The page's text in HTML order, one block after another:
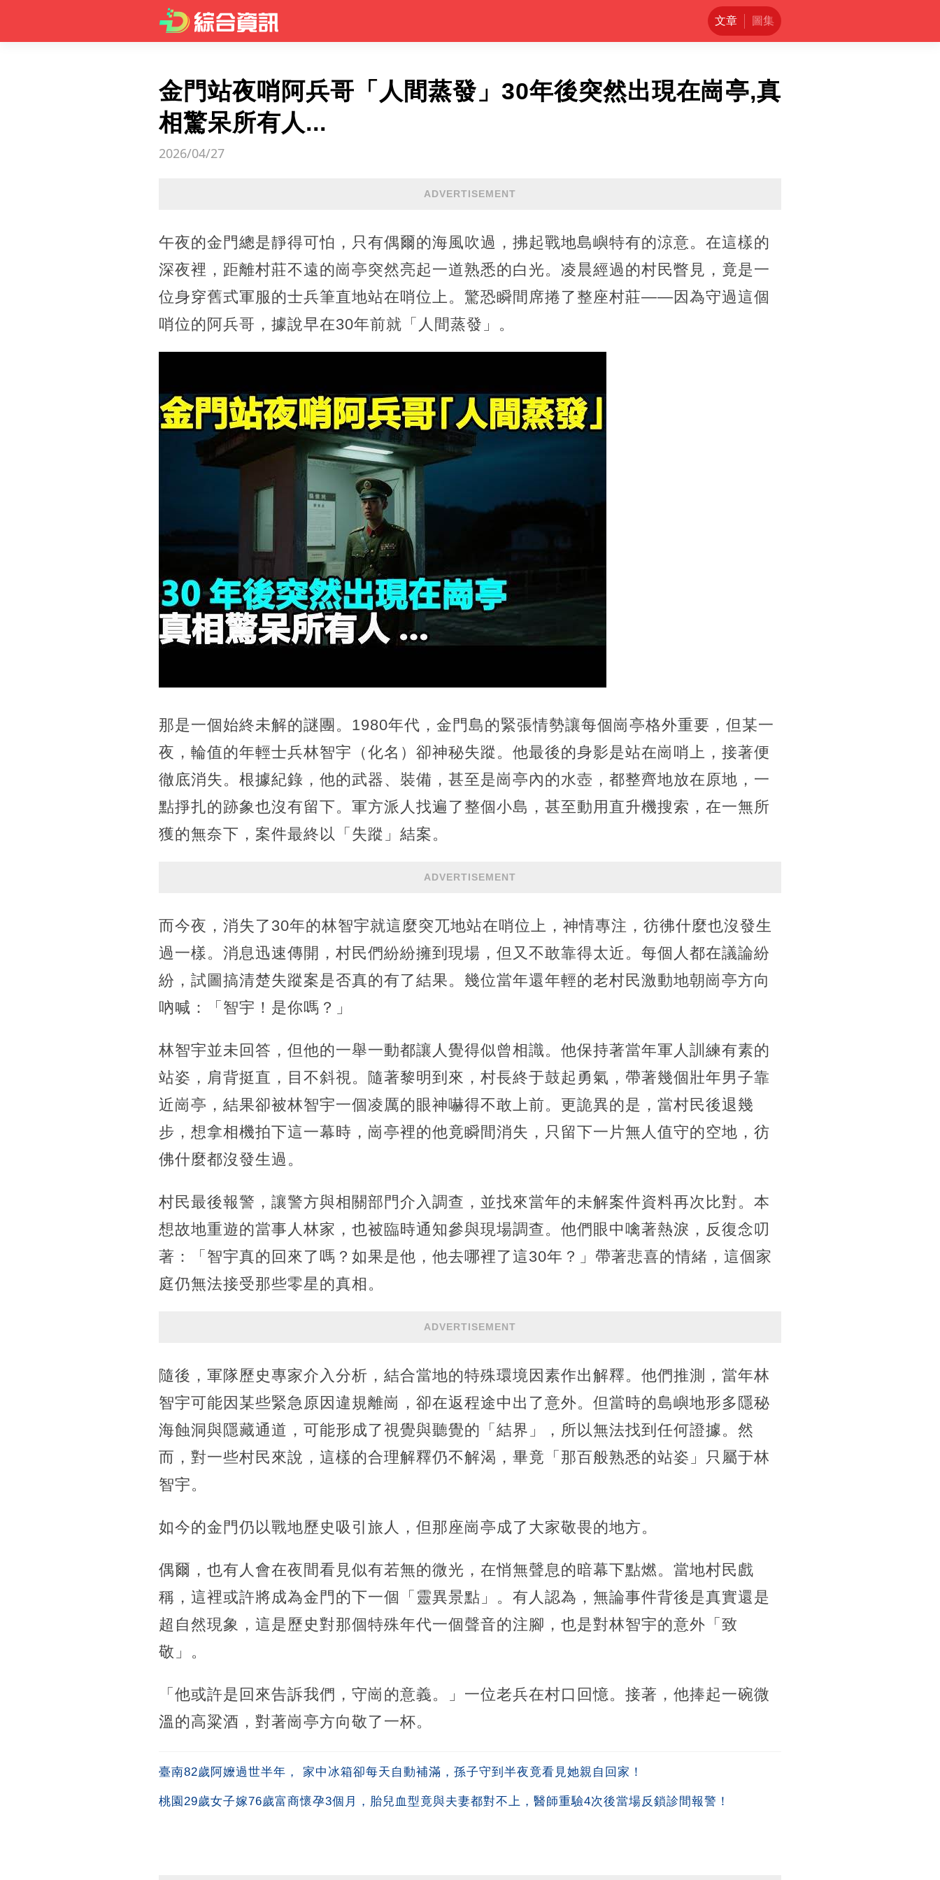
文章 圖集
金門站夜哨阿兵哥「人間蒸發」30年後突然出現在崗亭,真
相驚呆所有人...
2026/04/27
ADVERTISEMENT
午夜的金門總是靜得可怕，只有偶爾的海風吹過，拂起戰地島嶼特有的涼意。在這樣的
深夜裡，距離村莊不遠的崗亭突然亮起一道熟悉的白光。凌晨經過的村民瞥見，竟是一
位身穿舊式軍服的士兵筆直地站在哨位上。驚恐瞬間席捲了整座村莊——因為守過這個
哨位的阿兵哥，據說早在30年前就「人間蒸發」。
那是一個始終未解的謎團。1980年代，金門島的緊張情勢讓每個崗亭格外重要，但某一
夜，輪值的年輕士兵林智宇（化名）卻神秘失蹤。他最後的身影是站在崗哨上，接著便
徹底消失。根據紀錄，他的武器、裝備，甚至是崗亭內的水壺，都整齊地放在原地，一
點掙扎的跡象也沒有留下。軍方派人找遍了整個小島，甚至動用直升機搜索，在一無所
獲的無奈下，案件最終以「失蹤」結案。
ADVERTISEMENT
而今夜，消失了30年的林智宇就這麼突兀地站在哨位上，神情專注，彷彿什麼也沒發生
過一樣。消息迅速傳開，村民們紛紛擁到現場，但又不敢靠得太近。每個人都在議論紛
紛，試圖搞清楚失蹤案是否真的有了結果。幾位當年還年輕的老村民激動地朝崗亭方向
吶喊：「智宇！是你嗎？」
林智宇並未回答，但他的一舉一動都讓人覺得似曾相識。他保持著當年軍人訓練有素的
站姿，肩背挺直，目不斜視。隨著黎明到來，村長終于鼓起勇氣，帶著幾個壯年男子靠
近崗亭，結果卻被林智宇一個凌厲的眼神嚇得不敢上前。更詭異的是，當村民後退幾
步，想拿相機拍下這一幕時，崗亭裡的他竟瞬間消失，只留下一片無人值守的空地，彷
佛什麼都沒發生過。
村民最後報警，讓警方與相關部門介入調查，並找來當年的未解案件資料再次比對。本
想故地重遊的當事人林家，也被臨時通知參與現場調查。他們眼中噙著熱淚，反復念叨
著：「智宇真的回來了嗎？如果是他，他去哪裡了這30年？」帶著悲喜的情緒，這個家
庭仍無法接受那些零星的真相。
ADVERTISEMENT
隨後，軍隊歷史專家介入分析，結合當地的特殊環境因素作出解釋。他們推測，當年林
智宇可能因某些緊急原因違規離崗，卻在返程途中出了意外。但當時的島嶼地形多隱秘
海蝕洞與隱藏通道，可能形成了視覺與聽覺的「結界」，所以無法找到任何證據。然
而，對一些村民來說，這樣的合理解釋仍不解渴，畢竟「那百般熟悉的站姿」只屬于林
智宇。
如今的金門仍以戰地歷史吸引旅人，但那座崗亭成了大家敬畏的地方。
偶爾，也有人會在夜間看見似有若無的微光，在悄無聲息的暗幕下點燃。當地村民戲
稱，這裡或許將成為金門的下一個「靈異景點」。有人認為，無論事件背後是真實還是
超自然現象，這是歷史對那個特殊年代一個聲音的注腳，也是對林智宇的意外「致
敬」。
「他或許是回來告訴我們，守崗的意義。」一位老兵在村口回憶。接著，他捧起一碗微
溫的高粱酒，對著崗亭方向敬了一杯。
臺南82歲阿嬤過世半年， 家中冰箱卻每天自動補滿，孫子守到半夜竟看見她親自回家！
桃園29歲女子嫁76歲富商懷孕3個月，胎兒血型竟與夫妻都對不上，醫師重驗4次後當場反鎖診間報警！